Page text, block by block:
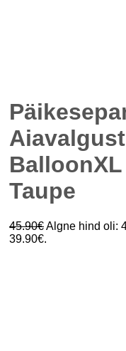
Taupe
45.90€Algne hind oli:
39.90€.